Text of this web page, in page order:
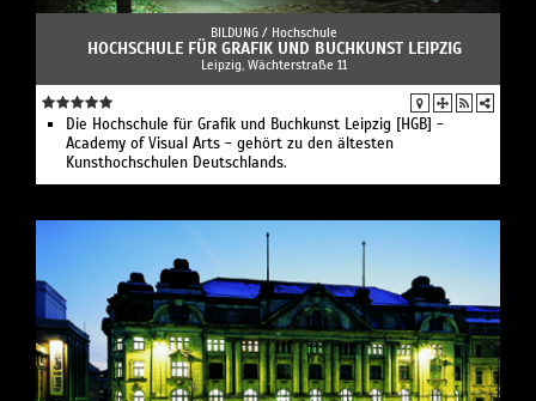
BILDUNG / Hochschule
HOCHSCHULE FÜR GRAFIK UND BUCHKUNST LEIPZIG
Leipzig, Wächterstraße 11
Die Hochschule für Grafik und Buchkunst Leipzig [HGB] -
Academy of Visual Arts - gehört zu den ältesten
Kunsthochschulen Deutschlands.